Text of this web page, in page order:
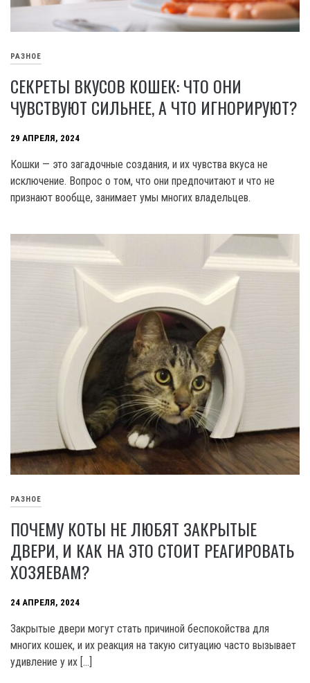
РАЗНОЕ
СЕКРЕТЫ ВКУСОВ КОШЕК: ЧТО ОНИ
ЧУВСТВУЮТ СИЛЬНЕЕ, А ЧТО ИГНОРИРУЮТ?
29 АПРЕЛЯ, 2024
Кошки — это загадочные создания, и их чувства вкуса не
исключение. Вопрос о том, что они предпочитают и что не
признают вообще, занимает умы многих владельцев.
РАЗНОЕ
ПОЧЕМУ КОТЫ НЕ ЛЮБЯТ ЗАКРЫТЫЕ
ДВЕРИ, И КАК НА ЭТО СТОИТ РЕАГИРОВАТЬ
ХОЗЯЕВАМ?
24 АПРЕЛЯ, 2024
Закрытые двери могут стать причиной беспокойства для
многих кошек, и их реакция на такую ситуацию часто вызывает
удивление у их […]